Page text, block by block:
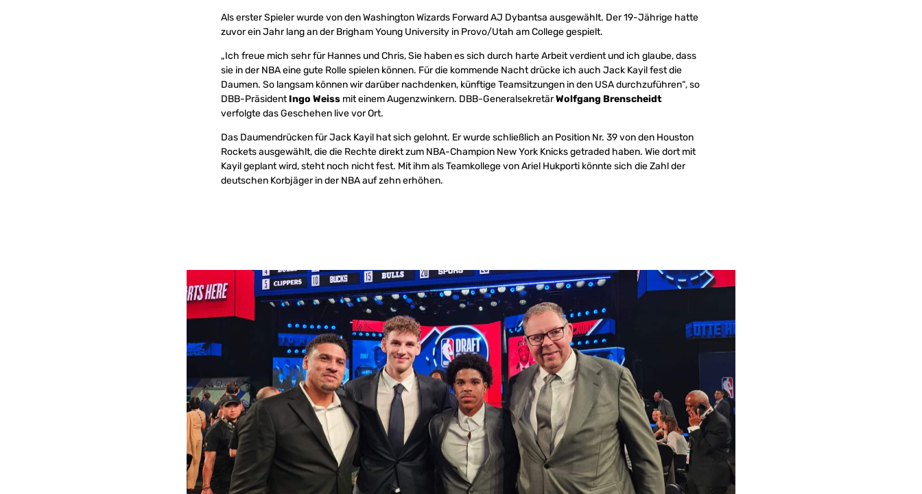
Als erster Spieler wurde von den Washington Wizards Forward AJ Dybantsa ausgewählt. Der 19-Jährige hatte
zuvor ein Jahr lang an der Brigham Young University in Provo/Utah am College gespielt.
„Ich freue mich sehr für Hannes und Chris, Sie haben es sich durch harte Arbeit verdient und ich glaube, dass
sie in der NBA eine gute Rolle spielen können. Für die kommende Nacht drücke ich auch Jack Kayil fest die
Daumen. So langsam können wir darüber nachdenken, künftige Teamsitzungen in den USA durchzuführen“, so
DBB-PräsidentIngo Weiss mit einem Augenzwinkern. DBB-GeneralsekretärWolfgang Brenscheidt
verfolgte das Geschehen live vor Ort.
Das Daumendrücken für Jack Kayil hat sich gelohnt. Er wurde schließlich an Position Nr. 39 von den Houston
Rockets ausgewählt, die die Rechte direkt zum NBA-Champion New York Knicks getraded haben. Wie dort mit
Kayil geplant wird, steht noch nicht fest. Mit ihm als Teamkollege von Ariel Hukporti könnte sich die Zahl der
deutschen Korbjäger in der NBA auf zehn erhöhen.